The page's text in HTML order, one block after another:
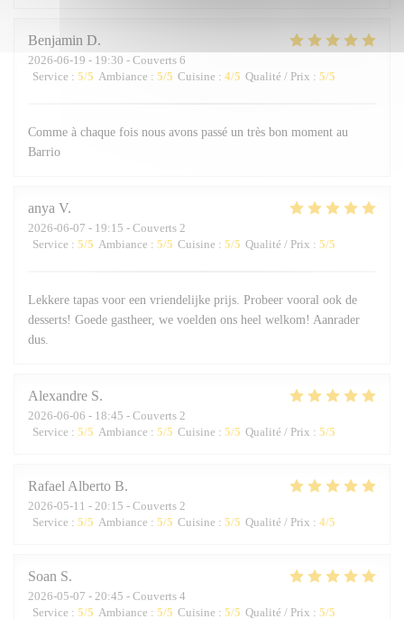
Benjamin D
2026-06-19 - 19:30 - Couverts 6
Service : 5/5 Ambiance : 5/5 Cuisine : 4/5 Qualité / Prix : 5/5
Comme à chaque fois nous avons passé un très bon moment au
Barrio
anya V
2026-06-07 - 19:15 - Couverts 2
Service : 5/5 Ambiance : 5/5 Cuisine : 5/5 Qualité / Prix : 5/5
Lekkere tapas voor een vriendelijke prijs. Probeer vooral ook de
desserts! Goede gastheer, we voelden ons heel welkom! Aanrader
dus.
Alexandre S
2026-06-06 - 18:45 - Couverts 2
Service : 5/5 Ambiance : 5/5 Cuisine : 5/5 Qualité / Prix : 5/5
Rafael Alberto B
2026-05-11 - 20:15 - Couverts 2
Service : 5/5 Ambiance : 5/5 Cuisine : 5/5 Qualité / Prix : 4/5
Soan S
2026-05-07 - 20:45 - Couverts 4
Service : 5/5 Ambiance : 5/5 Cuisine : 5/5 Qualité / Prix : 5/5